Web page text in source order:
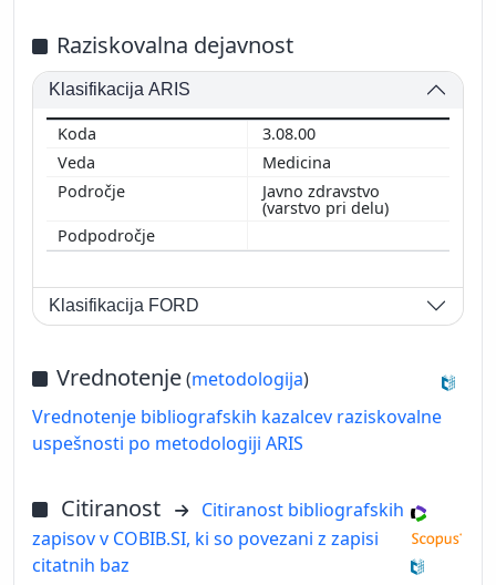
Raziskovalna dejavnost
Klasifikacija ARIS
3.08.00
Medicina
Javno zdravstvo
(varstvo pri delu)
Klasifikacija FORD
Vrednotenje(metodologija)
Vrednotenje bibliografskih kazalcev raziskovalne
uspešnosti po metodologiji ARIS
Citiranost
Citiranost bibliografskih
zapisov v COBIB.SI, ki so povezani z zapisi
citatnih baz